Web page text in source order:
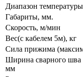
Диапазон
Габариты, мм.
Скорость, м/мин
Вес(с кабелем 5м), кг
Сила прижима
Ширина сварного шва
мм